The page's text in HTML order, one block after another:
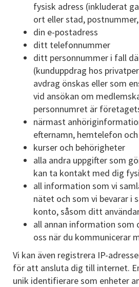
fysisk adress (inkluderat
ort eller stad,
din e-postadress
ditt telefonnummer
ditt personnummer i fall
(kunduppdrag hos
avdrag önskas eller som
vid ansökan om
personnumret är
närmast
efternamn, hemtelefon
kurser och behörigheter
alla andra uppgifter som
kan ta kontakt med dig
all information som vi
nätet och som vi bevarar i
konto, såsom ditt
all annan information som
oss när du kommunicerar
Vi kan även registrera IP-
för att ansluta dig till internet.
unik identifierare som enheter